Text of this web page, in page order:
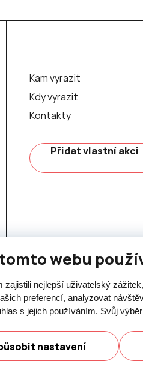
webu
zajistili nejlepší uživatelský
preferencí, analyzovat
s jejich používáním. Svůj
nastavení
Kam vyrazit
Kdy vyrazit
Kontakty
Přidat vlastní akci
či jeho části je umožněn